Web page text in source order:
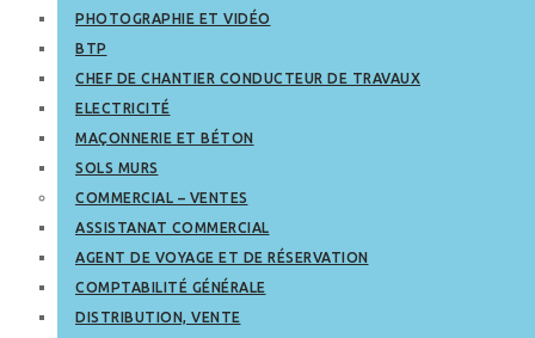
PHOTOGRAPHIE ET VIDÉO
BTP
CHEF DE CHANTIER CONDUCTEUR DE TRAVAUX
ELECTRICITÉ
MAÇONNERIE ET BÉTON
SOLS MURS
COMMERCIAL – VENTES
ASSISTANAT COMMERCIAL
AGENT DE VOYAGE ET DE RÉSERVATION
COMPTABILITÉ GÉNÉRALE
DISTRIBUTION, VENTE